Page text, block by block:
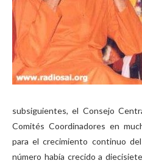
subsiguientes, el Consejo
Comités Coordinadores en
para el crecimiento continuo
número había crecido a